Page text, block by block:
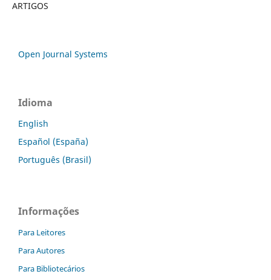
ARTIGOS
Open Journal Systems
Idioma
English
Español (España)
Português (Brasil)
Informações
Para Leitores
Para Autores
Para Bibliotecários